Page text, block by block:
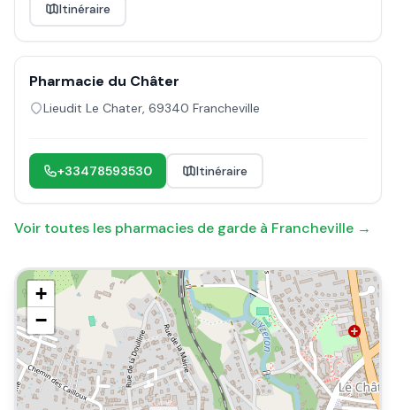
Itinéraire
Pharmacie du Châter
Lieudit Le Chater, 69340 Francheville
+33478593530 Itinéraire
Voir toutes les pharmacies de garde à Francheville →
+
−